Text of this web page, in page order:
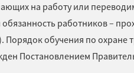
на работу или
работников –
обучения по охране
Постановлением